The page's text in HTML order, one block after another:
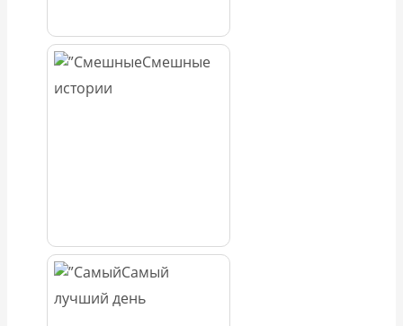
Смешные
истории
Самый
лучший день